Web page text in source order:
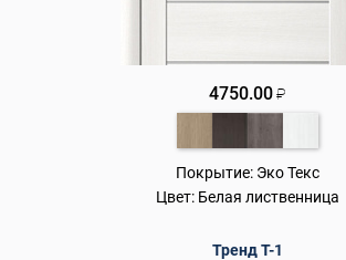
4750.00 ₽
Покрытие: Эко Текс
Цвет: Белая лиственница
Тренд Т-1